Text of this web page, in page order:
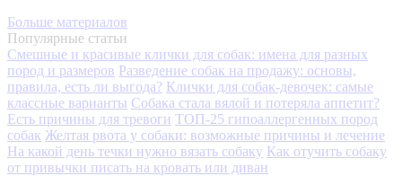
Больше материалов
Популярные статьи
Смешные и красивые клички для собак: имена для разных
пород и размеров Разведение собак на продажу: основы,
правила, есть ли выгода? Клички для собак-девочек: самые
классные варианты Собака стала вялой и потеряла аппетит?
Есть причины для тревоги ТОП-25 гипоаллергенных пород
собак Желтая рвота у собаки: возможные причины и лечение
На какой день течки нужно вязать собаку Как отучить собаку
от привычки писать на кровать или диван